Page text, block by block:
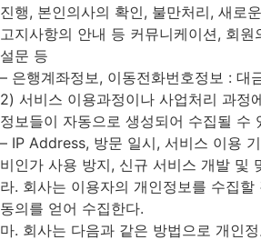
진행, 본인의사의 확인, 불만처리, 새로
고지사항의 안내 등 커뮤니케이션, 회
설문 등
– 은행계좌정보, 이동전화번호정보 : 대
2) 서비스 이용과정이나 사업처리 과정
정보들이 자동으로 생성되어 수집될 수
– IP Address, 방문 일시, 서비스 이용
비인가 사용 방지, 신규 서비스 개발 및
라. 회사는 이용자의 개인정보를 수집할
동의를 얻어 수집한다.
마. 회사는 다음과 같은 방법으로 개인